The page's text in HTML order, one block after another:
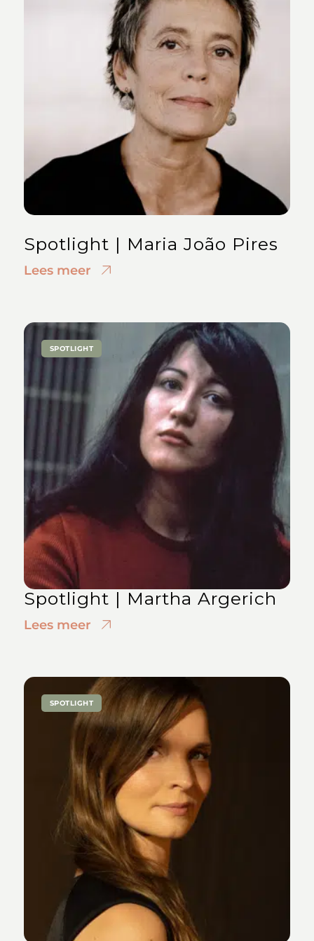
Spotlight | Maria João Pires
Lees meer
SPOTLIGHT
Spotlight | Martha Argerich
Lees meer
SPOTLIGHT